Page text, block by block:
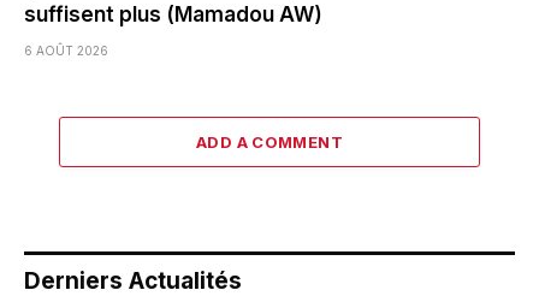
suffisent plus (Mamadou AW)
6 AOÛT 2026
ADD A COMMENT
Derniers Actualités